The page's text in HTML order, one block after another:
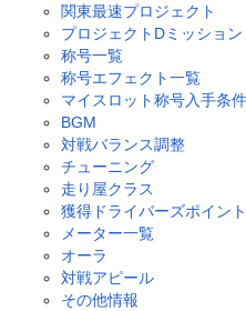
関東最速プロジェクト
プロジェクトDミッション
称号一覧
称号エフェクト一覧
マイスロット称号入手条件
BGM
対戦バランス調整
チューニング
走り屋クラス
獲得ドライバーズポイント
メーター一覧
オーラ
対戦アピール
その他情報